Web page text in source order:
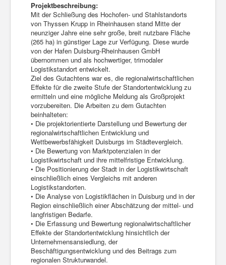
Projektbeschreibung:
Mit der Schließung des Hochofen- und Stahlstandorts
von Thyssen Krupp in Rheinhausen stand Mitte der
neunziger Jahre eine sehr große, breit nutzbare Fläche
(265 ha) in günstiger Lage zur Verfügung. Diese wurde
von der Hafen Duisburg-Rheinhausen GmbH
übernommen und als hochwertiger, trimodaler
Logistikstandort entwickelt.
Ziel des Gutachtens war es, die regionalwirtschaftlichen
Effekte für die zweite Stufe der Standortentwicklung zu
ermitteln und eine mögliche Meldung als Großprojekt
vorzubereiten. Die Arbeiten zu dem Gutachten
beinhalteten:
• Die projektorientierte Darstellung und Bewertung der
regionalwirtschaftlichen Entwicklung und
Wettbewerbsfähigkeit Duisburgs im Städtevergleich.
• Die Bewertung von Marktpotenzialen in der
Logistikwirtschaft und ihre mittelfristige Entwicklung.
• Die Positionierung der Stadt in der Logistikwirtschaft
einschließlich eines Vergleichs mit anderen
Logistikstandorten.
• Die Analyse von Logistikflächen in Duisburg und in der
Region einschließlich einer Abschätzung der mittel- und
langfristigen Bedarfe.
• Die Erfassung und Bewertung regionalwirtschaftlicher
Effekte der Standortentwicklung hinsichtlich der
Unternehmensansiedlung, der
Beschäftigungsentwicklung und des Beitrags zum
regionalen Strukturwandel.